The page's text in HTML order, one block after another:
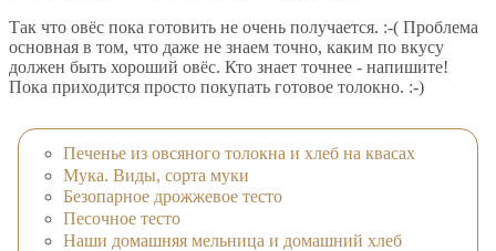
Так что овёс пока готовить не очень получается. :-( Проблема
основная в том, что даже не знаем точно, каким по вкусу
должен быть хороший овёс. Кто знает точнее - напишите!
Пока приходится просто покупать готовое толокно. :-)
Печенье из овсяного толокна и хлеб на квасах
Мука. Виды, сорта муки
Безопарное дрожжевое тесто
Песочное тесто
Наши домашняя мельница и домашний хлеб